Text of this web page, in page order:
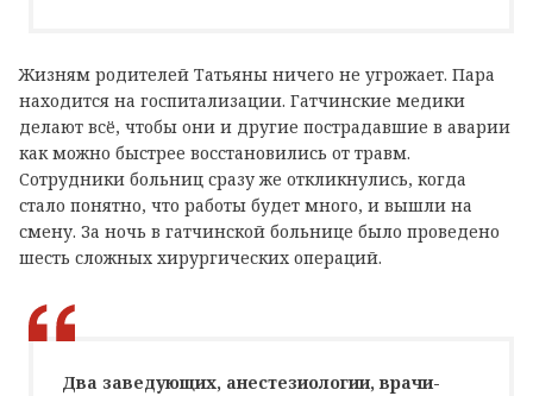
Жизням родителей Татьяны ничего не угрожает. Пара
находится на госпитализации. Гатчинские медики
делают всё, чтобы они и другие пострадавшие в аварии
как можно быстрее восстановились от травм.
Сотрудники больниц сразу же откликнулись, когда
стало понятно, что работы будет много, и вышли на
смену. За ночь в гатчинской больнице было проведено
шесть сложных хирургических операций.
Два заведующих, анестезиологии, врачи-